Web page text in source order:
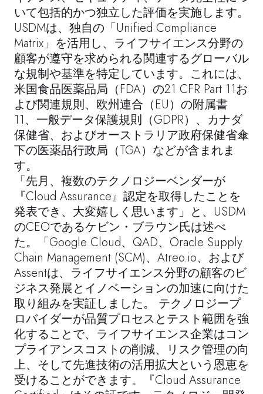
いて包括的かつ独立した評価を実施します。
USDMは、独自の「Unified Compliance
Matrix」を活用し、ライフサイエンス分野の
顧客が遵守を求められる関連するグローバル
な規制や基準を特定しています。これには、
米国食品医薬品局（FDA） の21 CFR Part 11お
よび関連規則、欧州連合（EU）の附属書
11、一般データ保護規則（GDPR）、カナダ
保健省、およびオーストラリア政府保健省傘
下の医薬品行政局（TGA）などが含まれま
す。
「先月、複数のテクノロジーベンダーが
『Cloud Assurance』認定を取得したことを
発表でき、大変嬉しく思います」と、USDM
のCEOであるケビン・ブラウン氏は述べ
た。「Google Cloud、 QAD、 Oracle Supply
Chain Management (SCM)、 Atreo.io、 および
Assentは、ライフサイエンス分野の顧客のビ
ジネス発展とイノベーションの加速に向けた
取り組みを実証しました。 テクノロジープ
ロバイダーが品質プロセスとテスト範囲を強
化することで、ライフサイエンス企業はコン
プライアンスコストの削減、リスク管理の向
上、そして先進技術の活用拡大という恩恵を
受けることができます。『Cloud Assurance